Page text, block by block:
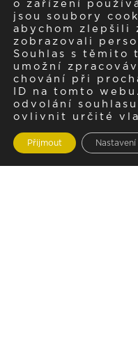
o zařízení
jsou soubory
abychom zlepšili
zobrazovali
Souhlas s těmito
umožní
chování při
ID na tomto
odvolání
ovlivnit určité
Přijmout Nastavení